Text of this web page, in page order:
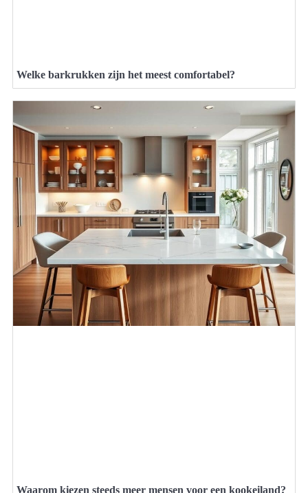
Welke barkrukken zijn het meest comfortabel?
Waarom kiezen steeds meer mensen voor een kookeiland?